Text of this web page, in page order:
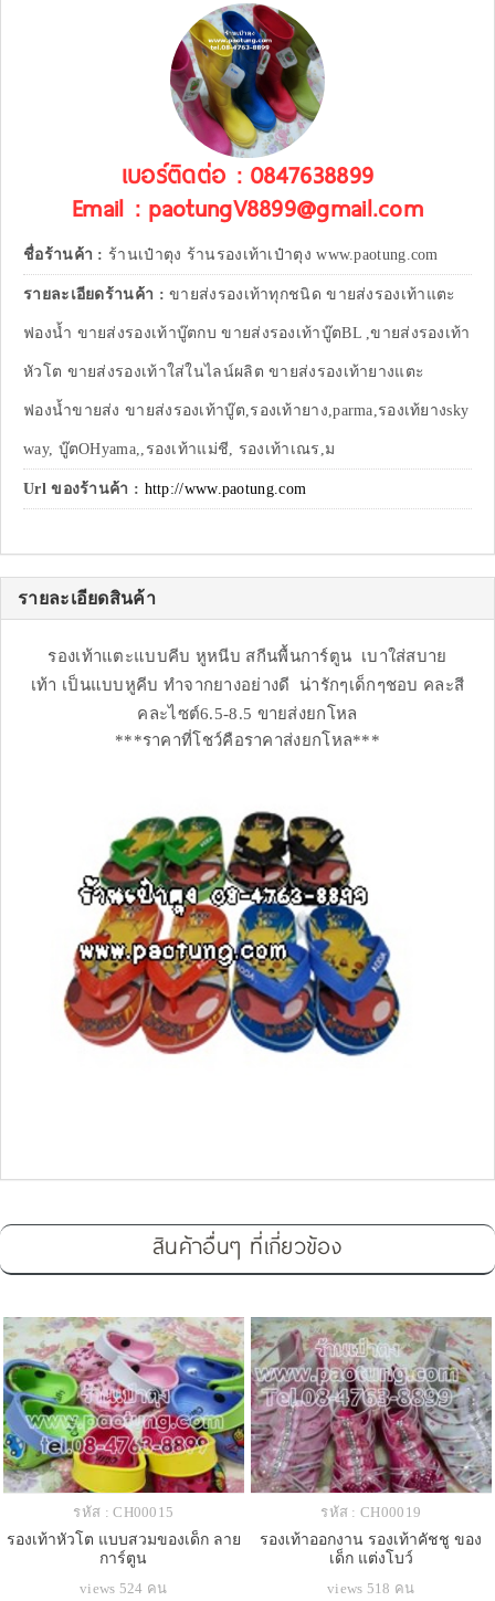
เบอร์ติดต่อ : 0847638899
Email : paotungV8899@gmail.com
ชื่อร้านค้า : ร้านเป๋าตุง ร้านรองเท้าเป๋าตุง www.paotung.com
รายละเอียดร้านค้า :ขายส่งรองเท้าทุกชนิด ขายส่งรองเท้าแตะ
ฟองน้ำ ขายส่งรองเท้าบู๊ตกบ ขายส่งรองเท้าบู๊ตBL ,ขายส่งรองเท้า
หัวโต ขายส่งรองเท้าใส่ในไลน์ผลิต ขายส่งรองเท้ายางแตะ
ฟองน้ำขายส่ง ขายส่งรองเท้าบู๊ต,รองเท้ายาง,parma,รองเท้ยางsky
way, บู๊ตOHyama,,รองเท้าแม่ชี, รองเท้าเณร,ม
Url ของร้านค้า : http://www.paotung.com
รายละเอียดสินค้า
รองเท้าแตะแบบคีบ หูหนีบ สกีนพื้นการ์ตูน เบาใส่สบาย
เท้า เป็นแบบหูคีบ ทำจากยางอย่างดี น่ารักๆเด็กๆชอบ คละสี
คละไซต์6.5-8.5 ขายส่งยกโหล
***ราคาที่โชว์คือราคาส่งยกโหล***
สินค้าอื่นๆ ที่เกี่ยวข้อง
รหัส : CH00015
รองเท้าหัวโต แบบสวมของเด็ก ลาย
การ์ตูน
views 524 คน
รหัส : CH00019
รองเท้าออกงาน รองเท้าคัชชู ของ
เด็ก แต่งโบว์
views 518 คน